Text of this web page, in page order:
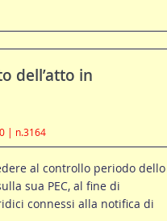
dell’atto in
| n.3164
al controllo periodo dello
sua PEC, al fine di
connessi alla notifica di